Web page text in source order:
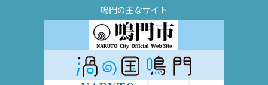
── 鳴門の主なサイト ──